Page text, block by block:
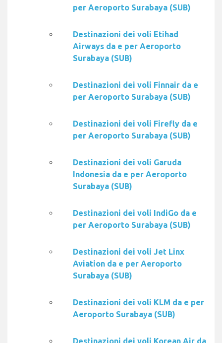
per Aeroporto Surabaya (SUB)
Destinazioni dei voli Etihad
Airways da e per Aeroporto
Surabaya (SUB)
Destinazioni dei voli Finnair da e
per Aeroporto Surabaya (SUB)
Destinazioni dei voli Firefly da e
per Aeroporto Surabaya (SUB)
Destinazioni dei voli Garuda
Indonesia da e per Aeroporto
Surabaya (SUB)
Destinazioni dei voli IndiGo da e
per Aeroporto Surabaya (SUB)
Destinazioni dei voli Jet Linx
Aviation da e per Aeroporto
Surabaya (SUB)
Destinazioni dei voli KLM da e per
Aeroporto Surabaya (SUB)
Destinazioni dei voli Korean Air da